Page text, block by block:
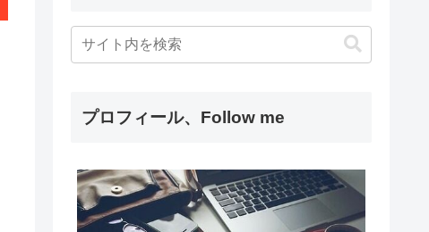
プロフィール、Follow me